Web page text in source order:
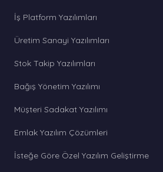
İş Platform Yazılımları
Üretim Sanayi Yazılımları
Stok Takip Yazılımları
Bağış Yönetim Yazılımı
Müşteri Sadakat Yazılımı
Emlak Yazılım Çözümleri
İsteğe Göre Özel Yazılım Geliştirme